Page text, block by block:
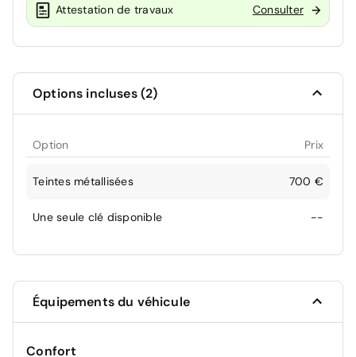
Attestation de travaux Consulter
Options incluses (2)
Option Prix
Teintes métallisées 700 €
Une seule clé disponible --
Équipements du véhicule
Confort